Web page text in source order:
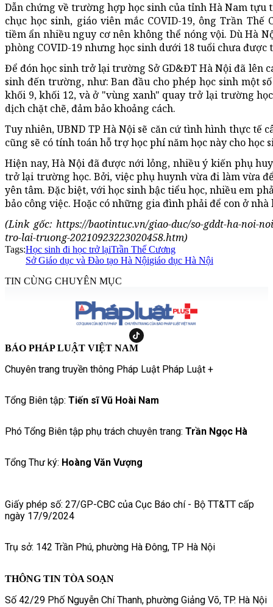
Dẫn chứng về trường hợp học sinh của tỉnh Hà Nam
chục học sinh, giáo viên mắc COVID-19, ông Trần
tiềm ẩn nhiều nguy cơ nên không thể nóng vội. Dù Hà
phòng COVID-19 nhưng học sinh dưới 18 tuổi chưa
Để đón học sinh trở lại trường Sở GD&ĐT Hà Nội đã lên
sinh đến trường, như: Ban đầu cho phép học sinh một
khối 9, khối 12, và ở "vùng xanh" quay trở lại trường
dịch chặt chẽ, đảm bảo khoảng cách.
Tuy nhiên, UBND TP Hà Nội sẽ căn cứ tình hình thực tế
cũng sẽ có tính toán hỗ trợ học phí năm học này cho học
Hiện nay, Hà Nội đã được nới lỏng, nhiều ý kiến phụ
trở lại trường học. Bởi, việc phụ huynh vừa đi làm vừa
yên tâm. Đặc biệt, với học sinh bậc tiểu học, nhiều em
bảo công việc. Hoặc có những gia đình phải để con ở
(Link gốc: https://baotintuc.vn/giao-duc/so-gddt-ha-noi-
tro-lai-truong-20210923223020458.htm)
Tags:Học sinh đi học trở lạiTrần Thế Cương
Sở Giáo dục và Đào tạo Hà Nộigiáo dục Hà Nội
TIN CÙNG CHUYÊN MỤC
BÁO PHÁP LUẬT VIỆT NAM
Chuyên trang truyền thông Pháp Luật Pháp Luật +
Tổng Biên tập: Tiến sĩ Vũ Hoài Nam
Phó Tổng Biên tập phụ trách chuyên trang: Trần Ngọc Hà
Tổng Thư ký: Hoàng Văn Vượng
Giấy phép số: 27/GP-CBC của Cục Báo chí - Bộ TT&TT cấp
ngày 17/9/2024
Trụ sở: 142 Trần Phú, phường Hà Đông, TP Hà Nội
THÔNG TIN TÒA SOẠN
Số 42/29 Phố Nguyễn Chí Thanh, phường Giảng Võ, TP. Hà Nội